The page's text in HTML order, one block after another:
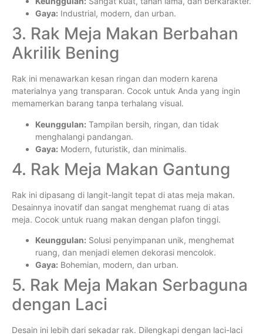
Gaya: Industrial, modern, dan urban.
3. Rak Meja Makan Berbahan
Akrilik Bening
Rak ini menawarkan kesan ringan dan modern karena
materialnya yang transparan. Cocok untuk Anda yang ingin
memamerkan barang tanpa terhalang visual.
Keunggulan: Tampilan bersih, ringan, dan tidak
menghalangi pandangan.
Gaya: Modern, futuristik, dan minimalis.
4. Rak Meja Makan Gantung
Rak ini dipasang di langit-langit tepat di atas meja makan.
Desainnya inovatif dan sangat menghemat ruang di atas
meja. Cocok untuk ruang makan dengan plafon tinggi.
Keunggulan: Solusi penyimpanan unik, menghemat
ruang, dan menjadi elemen dekorasi mencolok.
Gaya: Bohemian, modern, dan urban.
5. Rak Meja Makan Serbaguna
dengan Laci
Desain ini lebih dari sekadar rak. Dilengkapi dengan laci-laci